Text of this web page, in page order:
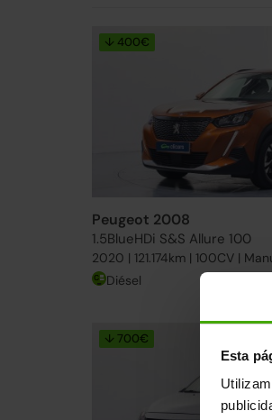
Esta
↓ 400€
Peugeot 2008
1.5BlueHDi S&S Allure 100
2020 | 121.174km | 100CV |
Diésel
↓ 700€